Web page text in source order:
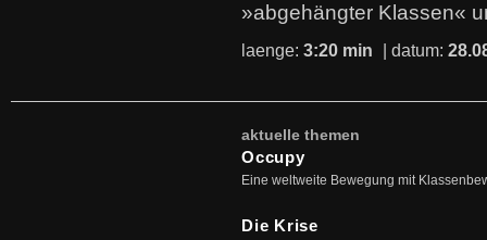
»abgehängter Klassen«
laenge: 3:20 min | datum:
aktuelle themen
Occupy
Eine weltweite Bewegung mit
Die Krise